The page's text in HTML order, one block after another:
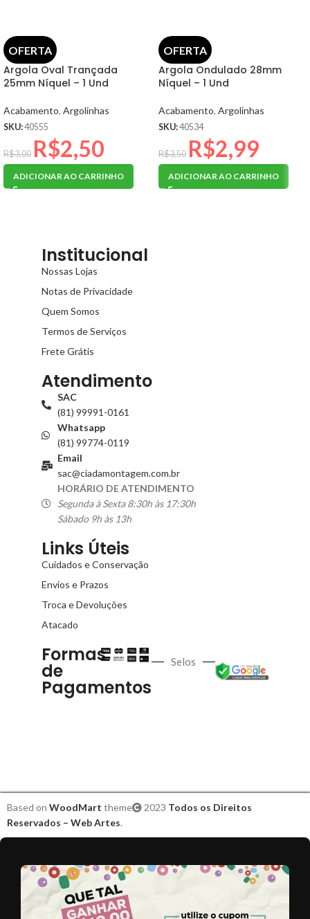
OFERTA
Argola Oval Trançada
25mm Níquel – 1 Und
Acabamento, Argolinhas
SKU:40555
R$3,00 R$2,50
ADICIONAR AO CARRINHO
OFERTA
Argola Ondulado 28mm
Níquel – 1 Und
Acabamento, Argolinhas
SKU:40534
R$3,50 R$2,99
ADICIONAR AO CARRINHO
Institucional
Nossas Lojas
Notas de Privacidade
Quem Somos
Termos de Serviços
Frete Grátis
Atendimento
SAC
(81) 99991-0161
Whatsapp
(81) 99774-0119
Email
sac@ciadamontagem.com.br
HORÁRIO DE ATENDIMENTO
Segunda à Sexta 8:30h às 17:30h
Sábado 9h às 13h
Links Úteis
Cuidados e Conservação
Envios e Prazos
Troca e Devoluções
Atacado
Formas
de
Pagamentos
Selos
Based on WoodMart theme 2023 Todos os Direitos
Reservados – Web Artes.